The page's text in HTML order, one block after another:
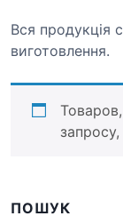
Вся продукція
виготовлення.
ПОШУК